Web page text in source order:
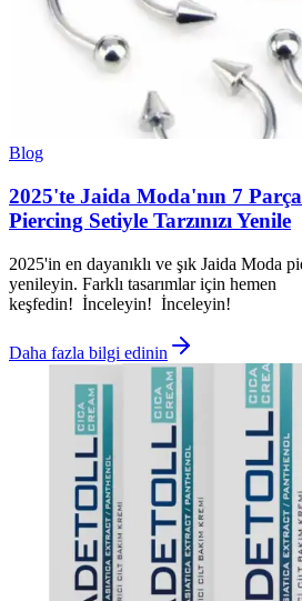
Blog
2025'te Jaida Moda'nın 7
Piercing Setiyle Tarzınızı Yenile
2025'in en dayanıklı ve şık Jaida Moda
yenileyin. Farklı tasarımlar için hemen
keşfedin! İnceleyin! İnceleyin!
Daha fazla bilgi edinin